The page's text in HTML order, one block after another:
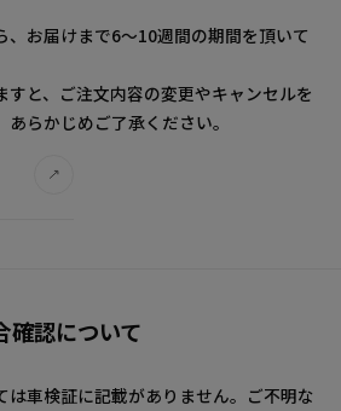
、お届けまで6～10週間の期間を頂いて
すと、ご注文内容の変更やキャンセルを
らかじめご了承ください。
確認について
は車検証に記載がありません。ご不明な